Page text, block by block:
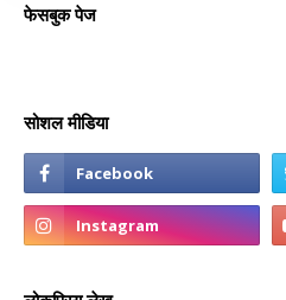
फेसबुक पेज
सोशल मीडिया